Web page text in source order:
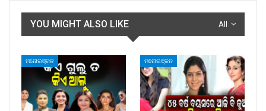
All
YOU MIGHT ALSO LIKE
ମନୋରଞ୍ଜନ ମନୋରଞ୍ଜନ